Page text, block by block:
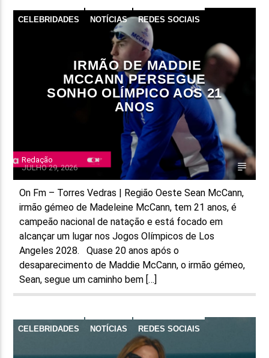
CELEBRIDADES NOTÍCIAS REDES SOCIAIS
IRMÃO DE MADDIE
MCCANN PERSEGUE
SONHO OLÍMPICO AOS 21
ANOS
Redação
JULHO 29, 2026
On Fm – Torres Vedras | Região Oeste Sean McCann,
irmão gémeo de Madeleine McCann, tem 21 anos, é
campeão nacional de natação e está focado em
alcançar um lugar nos Jogos Olímpicos de Los
Angeles 2028. Quase 20 anos após o
desaparecimento de Maddie McCann, o irmão gémeo,
Sean, segue um caminho bem […]
CELEBRIDADES NOTÍCIAS REDES SOCIAIS